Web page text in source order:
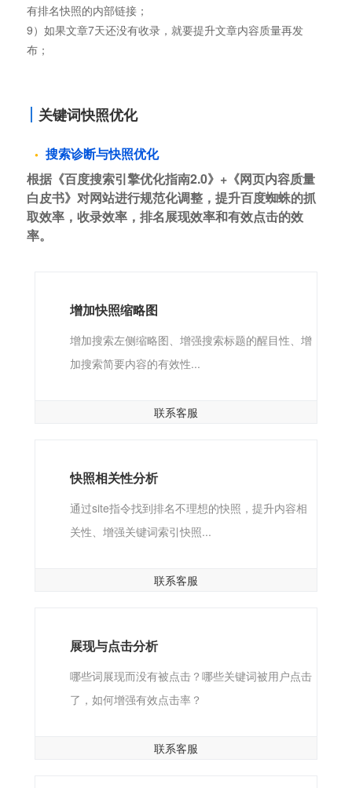
有排名快照的内部链接；
9）如果文章7天还没有收录，就要提升文章内容质量再发
布；
关键词快照优化
搜索诊断与快照优化
根据《百度搜索引擎优化指南2.0》+《网页内容质量
白皮书》对网站进行规范化调整，提升百度蜘蛛的抓
取效率，收录效率，排名展现效率和有效点击的效
率。
增加快照缩略图
增加搜索左侧缩略图、增强搜索标题的醒目性、增
加搜索简要内容的有效性...
联系客服
快照相关性分析
通过site指令找到排名不理想的快照，提升内容相
关性、增强关键词索引快照...
联系客服
展现与点击分析
哪些词展现而没有被点击？哪些关键词被用户点击
了，如何增强有效点击率？
联系客服